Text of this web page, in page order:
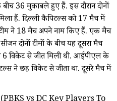
बीच 36 मुकाबले हुए हैं. इस दौरान दोनों
हैं. दिल्ली कैपिटल्स को 17 मैच में
ने 18 मैच अपने नाम किए हैं. एक मैच
दोनों टीमों के बीच यह दूसरा मैच
विकेट से जीत मिली थी. आईपीएल के
ने छह विकेट से जीता था. दूसरे मैच में